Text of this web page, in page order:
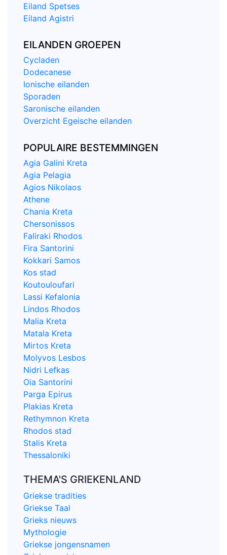
Eiland Spetses
Eiland Agistri
EILANDEN GROEPEN
Cycladen
Dodecanese
Ionische eilanden
Sporaden
Saronische eilanden
Overzicht Egeische eilanden
POPULAIRE BESTEMMINGEN
Agia Galini Kreta
Agia Pelagia
Agios Nikolaos
Athene
Chania Kreta
Chersonissos
Faliraki Rhodos
Fira Santorini
Kokkari Samos
Kos stad
Koutouloufari
Lassi Kefalonia
Lindos Rhodos
Malia Kreta
Matala Kreta
Mirtos Kreta
Molyvos Lesbos
Nidri Lefkas
Oia Santorini
Parga Epirus
Plakias Kreta
Rethymnon Kreta
Rhodos stad
Stalis Kreta
Thessaloniki
THEMA'S GRIEKENLAND
Griekse tradities
Griekse Taal
Grieks nieuws
Mythologie
Griekse jongensnamen